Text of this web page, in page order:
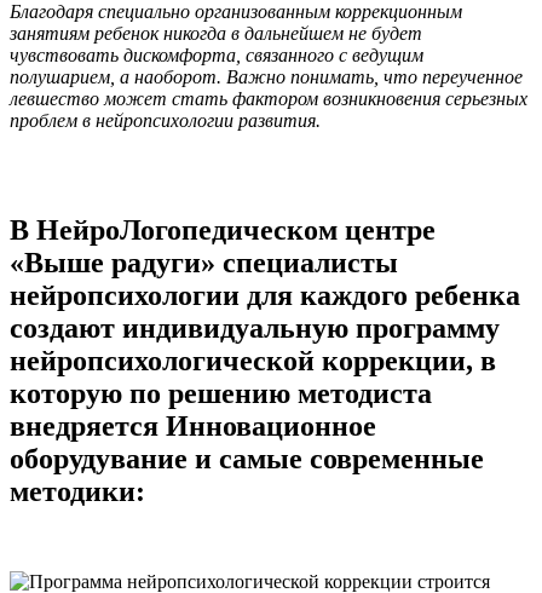
Благодаря специально организованным коррекционным
занятиям ребенок никогда в дальнейшем не будет
чувствовать дискомфорта, связанного с ведущим
полушарием, а наоборот. Важно понимать, что переученное
левшество может стать фактором возникновения серьезных
проблем в нейропсихологии развития.
В НейроЛогопедическом центре
«Выше радуги» специалисты
нейропсихологии для каждого ребенка
создают индивидуальную программу
нейропсихологической коррекции, в
которую по решению методиста
внедряется Инновационное
оборудувание и самые современные
методики: